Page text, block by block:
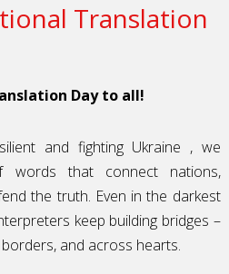
Translation
Day to all!
and fighting Ukraine , we
words that connect nations,
the truth. Even in the darkest
keep building bridges –
and across hearts.